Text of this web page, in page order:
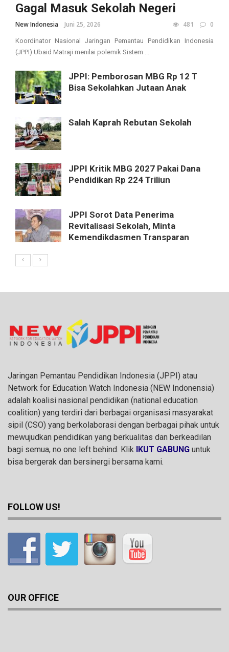
Gagal Masuk Sekolah Negeri
New Indonesia Juni 25, 2026 481 0
Koordinator Nasional Jaringan Pemantau Pendidikan Indonesia
(JPPI) Ubaid Matraji menilai polemik Sistem ...
JPPI: Pemborosan MBG Rp 12 T
Bisa Sekolahkan Jutaan Anak
Salah Kaprah Rebutan Sekolah
JPPI Kritik MBG 2027 Pakai Dana
Pendidikan Rp 224 Triliun
JPPI Sorot Data Penerima
Revitalisasi Sekolah, Minta
Kemendikdasmen Transparan
Jaringan Pemantau Pendidikan Indonesia (JPPI) atau
Network for Education Watch Indonesia (NEW Indonensia)
adalah koalisi nasional pendidikan (national education
coalition) yang terdiri dari berbagai organisasi masyarakat
sipil (CSO) yang berkolaborasi dengan berbagai pihak untuk
mewujudkan pendidikan yang berkualitas dan berkeadilan
bagi semua, no one left behind. Klik IKUT GABUNG untuk
bisa bergerak dan bersinergi bersama kami.
FOLLOW US!
OUR OFFICE